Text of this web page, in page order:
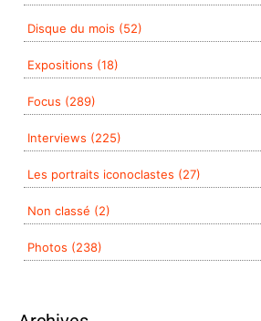
Disque du mois (52)
Expositions (18)
Focus (289)
Interviews (225)
Les portraits iconoclastes (27)
Non classé (2)
Photos (238)